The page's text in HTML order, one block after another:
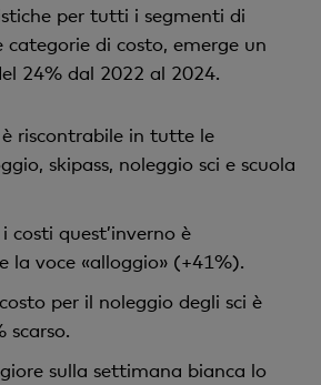
per tutti i segmenti di
di costo, emerge un
24% dal 2022 al 2024.
riscontrabile in tutte le
skipass, noleggio sci e scuola
costi quest’inverno è
la voce «alloggio» (+41%).
per il noleggio degli sci è
scarso.
sulla settimana bianca lo